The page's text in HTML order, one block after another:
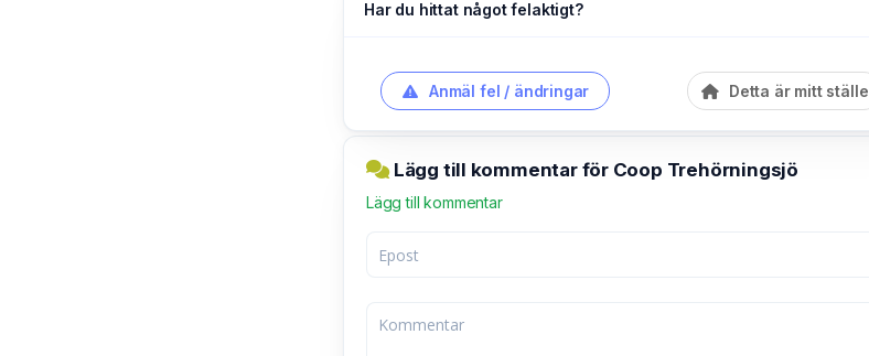
Har du hittat något felaktigt?
Anmäl fel / ändringar Detta är mitt ställe
Lägg till kommentar för Coop Trehörningsjö
Lägg till kommentar